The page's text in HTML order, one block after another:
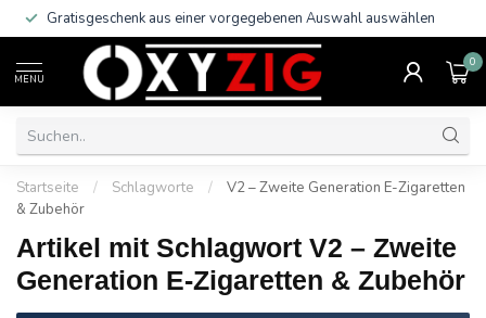
Gratisgeschenk aus einer vorgegebenen Auswahl auswählen
MENU
0
Startseite / Schlagworte /
V2 – Zweite Generation E-Zigaretten
& Zubehör
Artikel mit Schlagwort V2 – Zweite
Generation E-Zigaretten & Zubehör